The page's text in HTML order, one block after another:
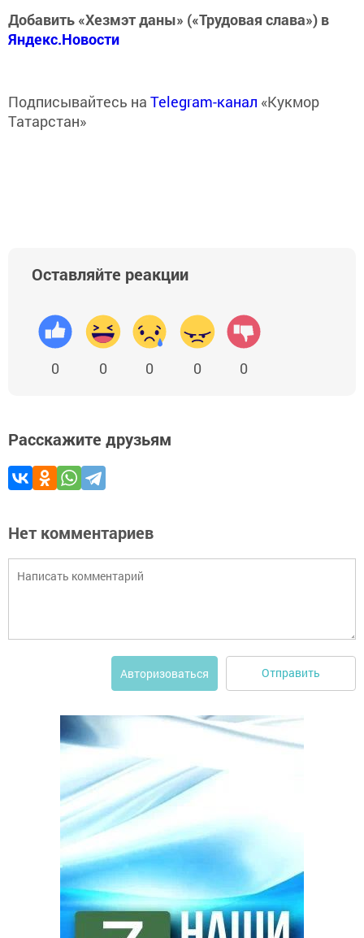
Добавить «Хезмэт даны» («Трудовая слава») в
Яндекс.Новости
Подписывайтесь на Telegram-канал «Кукмор
Татарстан»
Оставляйте реакции
0 0 0 0 0
Расскажите друзьям
Нет комментариев
Авторизоваться Отправить